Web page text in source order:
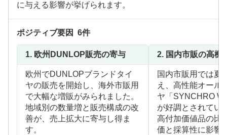
に与える影響が挙げられます。
ポジティブ要因 6件
1. 欧州DUNLOP販売の寄与
欧州でDUNLOPブランドタイ
ヤの販売を開始し、海外市販用
で大幅な増販がみられました。
地域別の数量増と販売構成の改
善が、売上拡大に寄与し得ま
す。
2. 国内市販の高機
国内市販用では夏
え、高性能オール
ヤ「SYNCHRO
が好調とされてい
高付加価値品の比
価と採算性に影響